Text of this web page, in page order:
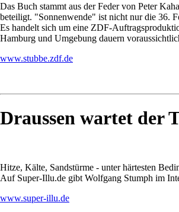
Das Buch stammt aus der Feder von Peter
beteiligt. "Sonnenwende" ist nicht nur die 36.
Es handelt sich um eine ZDF-
Hamburg und Umgebung dauern
www.stubbe.zdf.de
Draussen wartet der
Hitze, Kälte, Sandstürme - unter härtesten
Auf Super-Illu.de gibt Wolfgang Stumph im
www.super-illu.de